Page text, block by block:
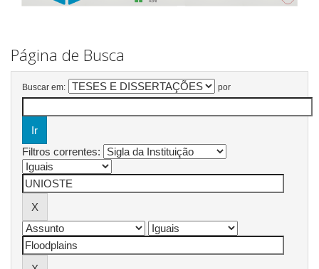
Página de Busca
Buscar em: por
Filtros correntes: